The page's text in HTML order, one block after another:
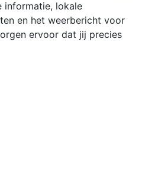
informatie, lokale
en het weerbericht voor
ervoor dat jij precies